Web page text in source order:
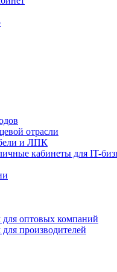
отрасли
и ЛПК
кабинеты для IT-
оптовых компаний
производителей